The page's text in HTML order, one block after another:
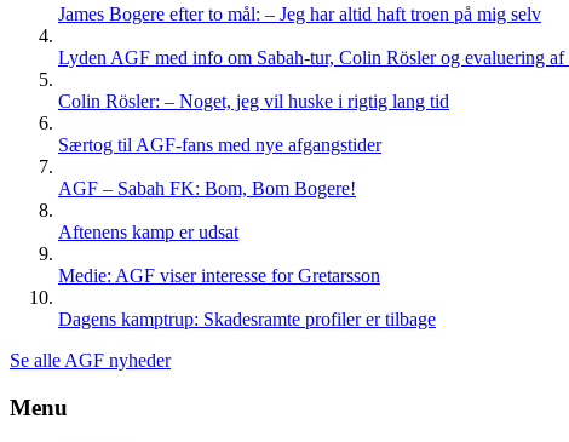
James Bogere efter to mål: – Jeg har altid haft troen på mig selv
Lyden AGF med info om Sabah-tur, Colin Rösler og evaluering af
Colin Rösler: – Noget, jeg vil huske i rigtig lang tid
Særtog til AGF-fans med nye afgangstider
AGF – Sabah FK: Bom, Bom Bogere!
Aftenens kamp er udsat
Medie: AGF viser interesse for Gretarsson
Dagens kamptrup: Skadesramte profiler er tilbage
Se alle AGF nyheder
Menu